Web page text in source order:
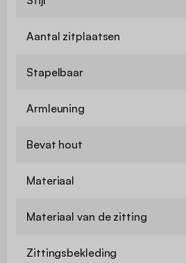
Aantal zitplaatsen
Stapelbaar
Armleuning
Bevat hout
Materiaal
Materiaal van de zitting
Zittingsbekleding